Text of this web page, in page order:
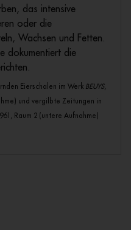
das intensive
oder die
Wachsen und Fetten.
dokumentiert die
Eierschalen im Werk BEUYS,
und vergilbte Zeitungen in
Raum 2 (untere Aufnahme)